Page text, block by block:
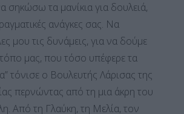
σηκώσω τα μανίκια για δουλειά,
ανάγκες σας. Να
μου τις δυνάμεις, για να δούμε
μας, που τόσο υπέφερε τα
τόνισε ο Βουλευτής Λάρισας της
περνώντας από τη μια άκρη του
Από τη Γλαύκη, τη Μελία, τον